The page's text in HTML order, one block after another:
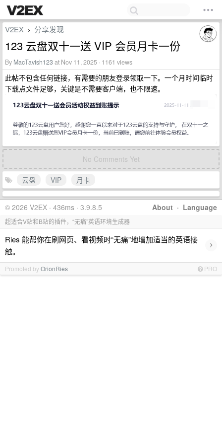
V2EX › 分享发现
123 云盘双十一送 VIP 会员月卡一份
By MacTavish123at Nov 11, 2025 · 1161 views
此帖不包含任何链接，有需要的朋友登录领取一下。一个月时间临时
下载点文件足够，关键是不需要客户端，也不限速。
No Comments Yet
云盘 VIP 月卡
About · Language
© 2026 V2EX · 436ms · 3.9.8.5
超适合V站和B站的插件，“无痛”英语环境生成器
Ries 能帮你在刷网页、看视频时“无痛”地增加适当的英语接
触。
›
Promoted byOrionRies PRO